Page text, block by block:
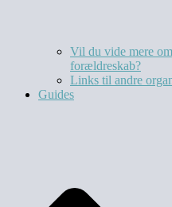
Vil du vide mere
forældreskab?​
Links til andre
Guides